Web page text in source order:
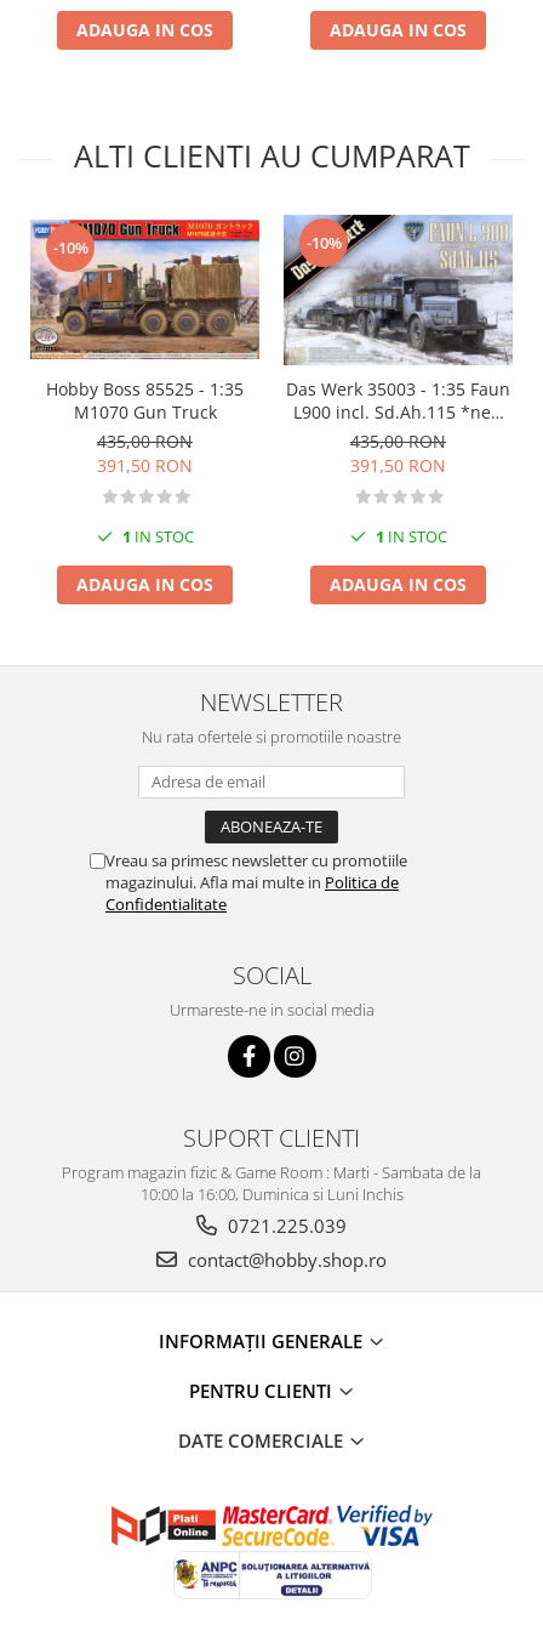
Markere Metalice
ADAUGA IN COS ADAUGA IN COS
ALTI CLIENTI AU CUMPARAT
-10%
Hobby Boss 85525 - 1:35
M1070 Gun Truck
435,00 RON
391,50 RON
1 IN STOC
ADAUGA IN COS
-10%
Das Werk 35003 - 1:35 Faun
L900 incl. Sd.Ah.115 *new
edition*
435,00 RON
391,50 RON
1 IN STOC
ADAUGA IN COS
NEWSLETTER
Nu rata ofertele si promotiile noastre
Vreau sa primesc newsletter cu promotiile
magazinului. Afla mai multe in Politica de
Confidentialitate
SOCIAL
Urmareste-ne in social media
SUPORT CLIENTI
Program magazin fizic & Game Room : Marti - Sambata de la
10:00 la 16:00, Duminica si Luni Inchis
0721.225.039
contact@hobby.shop.ro
INFORMAŢII GENERALE
PENTRU CLIENTI
DATE COMERCIALE